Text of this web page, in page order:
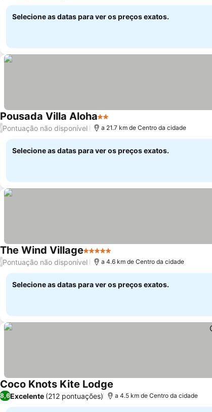
Selecione as datas para ver os preços exatos.
Pousada Villa Aloha2 Estrelas
/Pontuação não disponível a 21.7 km de Centro da cidade
Selecione as datas para ver os preços exatos.
The Wind Village5 Estrelas
/Pontuação não disponível a 4.6 km de Centro da cidade
Selecione as datas para ver os preços exatos.
Coco Knots Kite Lodge
8,6Excelente (212 pontuações) a 4.5 km de Centro da cidade